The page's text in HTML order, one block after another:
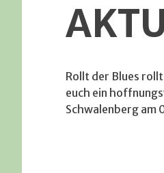
unicorn
17.
September
Rollt der Blues
euch ein
Schwalenberg am